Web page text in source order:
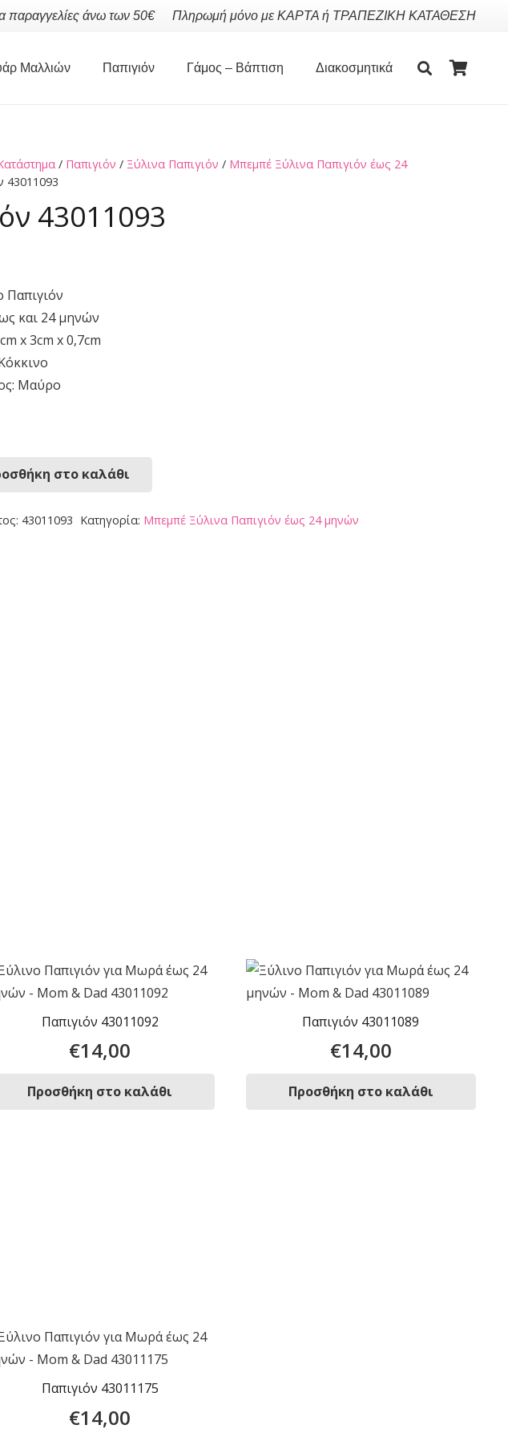
παραγγελίες άνω των 50€ Πληρωμή μόνο με ΚΑΡΤΑ ή ΤΡΑΠΕΖΙΚΗ ΚΑΤΑΘΕΣΗ
Μαλλιών Παπιγιόν Γάμος – Βάπτιση Διακοσμητικά
/ Παπιγιόν / Ξύλινα Παπιγιόν / Μπεμπέ Ξύλινα Παπιγιόν έως 24
43011093
43011093
Παπιγιόν
και 24 μηνών
x 3cm x 0,7cm
Μαύρο
στο καλάθι
43011093 Κατηγορία: Μπεμπέ Ξύλινα Παπιγιόν έως 24 μηνών
Παπιγιόν 43011092
€14,00
Προσθήκη στο καλάθι
Παπιγιόν 43011089
€14,00
Προσθήκη στο καλάθι
Παπιγιόν 43011175
€14,00